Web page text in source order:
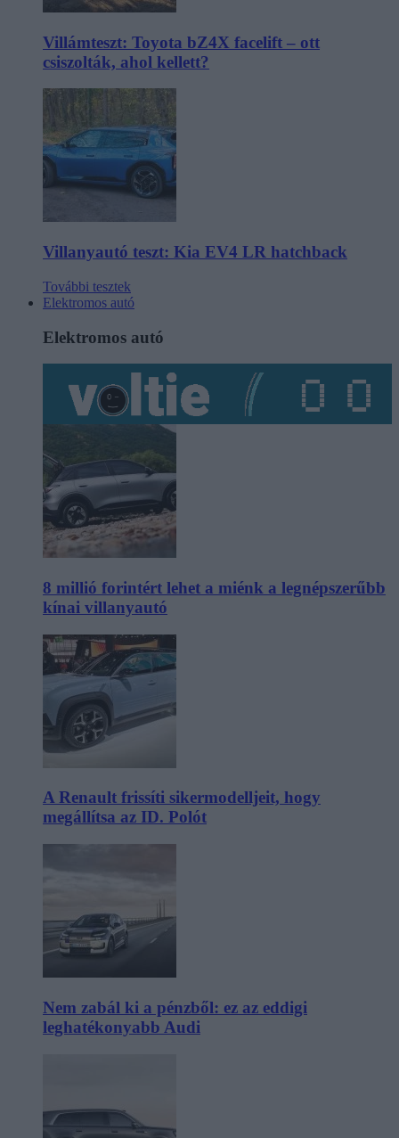
Villámteszt: Toyota bZ4X facelift – ott
csiszolták, ahol kellett?
Villanyautó teszt: Kia EV4 LR hatchback
További tesztek
Elektromos autó
Elektromos autó
8 millió forintért lehet a miénk a legnépszerűbb
kínai villanyautó
A Renault frissíti sikermodelljeit, hogy
megállítsa az ID. Polót
Nem zabál ki a pénzből: ez az eddigi
leghatékonyabb Audi